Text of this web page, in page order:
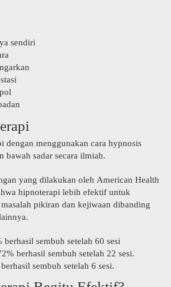
sendiri
dengan menggunakan cara hypnosis
bawah sadar secara ilmiah.
yang dilakukan oleh American Health
hipnoterapi lebih efektif untuk
pikiran dan kejiwaan dibanding
berhasil sembuh setelah 60 sesi
berhasil sembuh setelah 22 sesi.
sembuh setelah 6 sesi.